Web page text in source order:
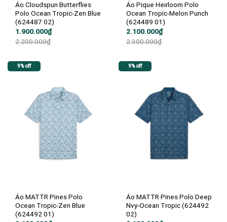
Áo Cloudspun Butterflies
Polo Ocean Tropic-Zen Blue
(624487 02)
2.200.000₫
Giá
là:
1.900.000₫
Giá
tại
Áo Pique Heirloom Polo
Ocean Tropic-Melon Punch
(624489 01)
2.300.000₫
Giá
là:
2.100.000₫
Giá
tại
9% off
Áo MATTR Pines Polo
Ocean Tropic-Zen Blue
(624492 01)
9% off
Áo MATTR Pines Polo Deep
Nvy-Ocean Tropic (624492
02)